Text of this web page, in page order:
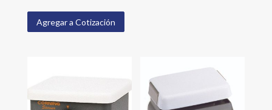
Agregar a Cotización